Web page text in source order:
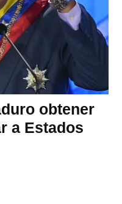
obtener
a Estados